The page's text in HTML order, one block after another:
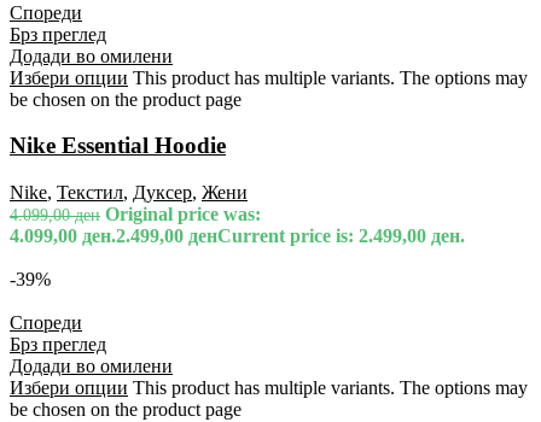
Спореди
Брз преглед
Додади во омилени
Избери опции This product has multiple variants. The options may
be chosen on the product page
Nike Essential Hoodie
Nike, Текстил, Дуксер, Жени
4.099,00ден Original price was:
4.099,00 ден.2.499,00 денCurrent price is: 2.499,00 ден.
-39%
Спореди
Брз преглед
Додади во омилени
Избери опции This product has multiple variants. The options may
be chosen on the product page